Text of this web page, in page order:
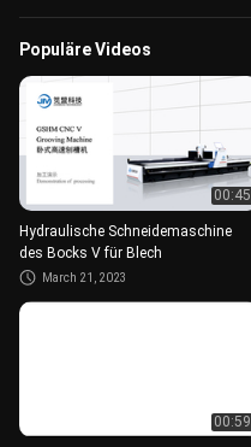
Populäre Videos
00:45
Hydraulische Schneidemaschine
des Bocks V für Blech
March 21, 2023
00:59